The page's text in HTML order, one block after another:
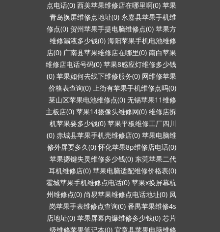
点电话(0) 西美苹果维修店在哪里啊(0) 苹果
青岛换屏维修点地址(0) 永嘉县苹果手机维
修点(0) 贺州苹果手提电脑维修点(0) 苹果方
维修漏液多少钱(0) 海阳苹果手机电池维修
店(0) 广南县苹果维修店在哪里(0) 南白苹果
维修店电话号码(0) 苹果8感应灯维修多少钱
(0) 苹果如何去线下维修服务(0) 网维修苹果
价格表查询(0) 上街有苹果手机维修点吗(0)
莱山区苹果电池维修点(0) 无锡苹果11维修
主板店(0) 苹果14摄像头维修网(0) 维修店拆
机苹果要多少钱(0) 苹果平板维修工厂四川
(0) 赤城县苹果手机壳维修店(0) 苹果电脑维
修外屏要多久(0) 怀化苹果8p维修店电话(0)
苹果摁键失灵维修多少钱(0) 东莞苹果二代
耳机维修店(0) 苹果电脑适配维修价格表(0)
霍城苹果手机维修点电话(0) 苹果x换屏幕杭
州维修点(0) 尚易苹果维修点电话地址(0) 凤
岗苹果手表维修点查询(0) 番禺苹果维修4s
店地址(0) 苹果屏幕内爆维修多少钱(0) 芯片
级维修苹果笔记本(0) 宜章县苹果电脑维修